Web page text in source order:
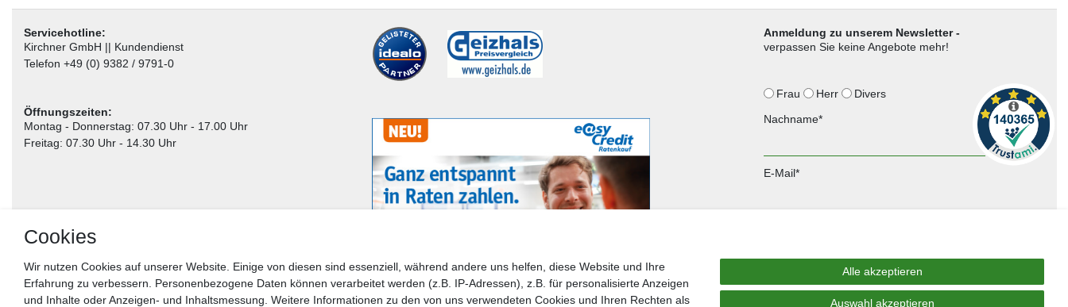
Servicehotline:
Kirchner GmbH || Kundendienst
Telefon +49 (0) 9382 / 9791-0
Öffnungszeiten:
Montag - Donnerstag: 07.30 Uhr - 17.00 Uhr
Freitag: 07.30 Uhr - 14.30 Uhr
Anmeldung zu unserem Newsletter -
verpassen Sie keine Angebote mehr!
Frau Herr
Divers
Nachname*
E-Mail*
Sie können den Newsletter jederzeit kostenlos abbestellen.
** gilt für Lieferungen innerhalb Deutschlands, Lieferzeiten für andere Länder entnehmen Sie bitte der Schaltfläche mit den Versandinformationen
Cookies
Wir nutzen Cookies auf unserer Website. Einige von diesen sind essenziell, während andere uns helfen, diese Website und Ihre
Erfahrung zu verbessern. Personenbezogene Daten können verarbeitet werden (z.B. IP-Adressen), z.B. für personalisierte Anzeigen
und Inhalte oder Anzeigen- und Inhaltsmessung. Weitere Informationen zu den von uns verwendeten Cookies und Ihren Rechten als
Alle akzeptieren
Auswahl akzeptieren